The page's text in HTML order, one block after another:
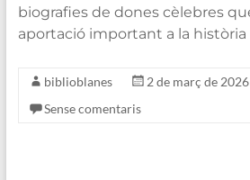
biografies de dones cèlebres
aportació important a la història
biblioblanes 2 de març de 2026
Sense comentaris